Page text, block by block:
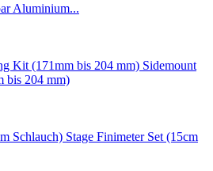
Aluminium...
Sidemount
bis 204 mm)
Stage Finimeter Set (15cm